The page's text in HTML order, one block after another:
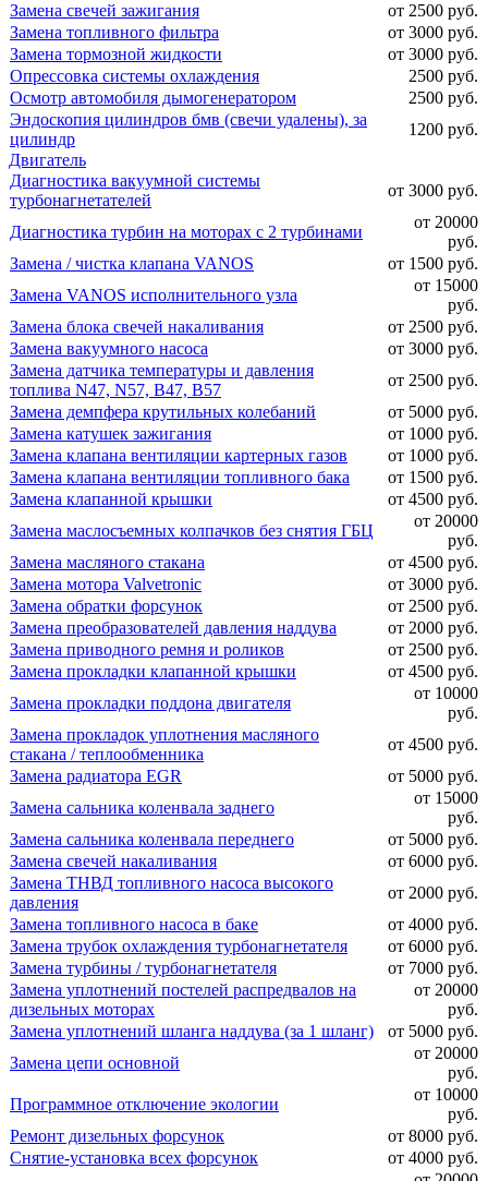
Замена свечей зажигания
от 2500 руб.
Замена топливного фильтра
от 3000 руб.
Замена тормозной жидкости
от 3000 руб.
Опрессовка системы охлаждения
2500 руб.
Осмотр автомобиля дымогенератором
2500 руб.
Эндоскопия цилиндров бмв (свечи удалены), за
цилиндр
1200 руб.
Двигатель
Диагностика вакуумной системы
турбонагнетателей
от 3000 руб.
Диагностика турбин на моторах с 2 турбинами
от 20000
руб.
Замена / чистка клапана VANOS
от 1500 руб.
Замена VANOS исполнительного узла
от 15000
руб.
Замена блока свечей накаливания
от 2500 руб.
Замена вакуумного насоса
от 3000 руб.
Замена датчика температуры и давления
топлива N47, N57, B47, B57
от 2500 руб.
Замена демпфера крутильных колебаний
от 5000 руб.
Замена катушек зажигания
от 1000 руб.
Замена клапана вентиляции картерных газов
от 1000 руб.
Замена клапана вентиляции топливного бака
от 1500 руб.
Замена клапанной крышки
от 4500 руб.
Замена маслосъемных колпачков без снятия ГБЦ
от 20000
руб.
Замена масляного стакана
от 4500 руб.
Замена мотора Valvetronic
от 3000 руб.
Замена обратки форсунок
от 2500 руб.
Замена преобразователей давления наддува
от 2000 руб.
Замена приводного ремня и роликов
от 2500 руб.
Замена прокладки клапанной крышки
от 4500 руб.
Замена прокладки поддона двигателя
от 10000
руб.
Замена прокладок уплотнения масляного
стакана / теплообменника
от 4500 руб.
Замена радиатора EGR
от 5000 руб.
Замена сальника коленвала заднего
от 15000
руб.
Замена сальника коленвала переднего
от 5000 руб.
Замена свечей накаливания
от 6000 руб.
Замена ТНВД топливного насоса высокого
давления
от 2000 руб.
Замена топливного насоса в баке
от 4000 руб.
Замена трубок охлаждения турбонагнетателя
от 6000 руб.
Замена турбины / турбонагнетателя
от 7000 руб.
Замена уплотнений постелей распредвалов на
дизельных моторах
от 20000
руб.
Замена уплотнений шланга наддува (за 1 шланг)
от 5000 руб.
Замена цепи основной
от 20000
руб.
Программное отключение экологии
от 10000
руб.
Ремонт дизельных форсунок
от 8000 руб.
Снятие-установка всех форсунок
от 4000 руб.